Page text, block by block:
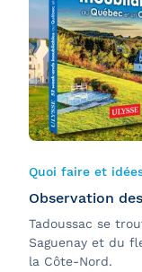
Quoi faire et
Observation
Tadoussac se
Saguenay et du
la Côte-Nord.